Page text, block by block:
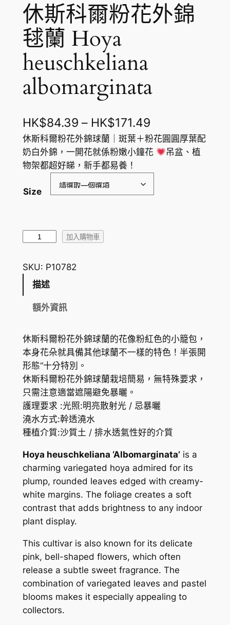
休斯科爾粉花外錦
毬蘭 Hoya
heuschkeliana
albomarginata
HK$84.39 – HK$171.49價
格
範
圍
：
9
到
H
$
1
1
.
4
休斯科爾粉花外錦球蘭｜斑葉＋粉花圓圓厚葉配
奶白外錦，一開花就係粉嫩小鐘花
吊盆、植
物架都超好睇，新手都易養！
Size
科
爾
毬
蘭
H
o
y
a
h
e
u
s
c
h
k
e
i
a
n
a
a
l
加入購物車
SKU: P10782
描述
額外資訊
休斯科爾粉花外錦球蘭的花像粉紅色的小籠包，
本身花朵就具備其他球蘭不一樣的特色！半張開
形態“十分特別。
休斯科爾粉花外錦球蘭栽培簡易，無特殊要求，
只需注意適當遮陽避免暴曬。
護理要求 :光照:明亮散射光 / 忌暴曬
澆水方式:幹透澆水
種植介質:沙質土 / 排水透氣性好的介質
Hoya heuschkeliana ‘Albomarginata’is a
charming variegated hoya admired for its
plump, rounded leaves edged with creamy-
white margins. The foliage creates a soft
contrast that adds brightness to any indoor
plant display.
This cultivar is also known for its delicate
pink, bell-shaped flowers, which often
release a subtle sweet fragrance. The
combination of variegated leaves and pastel
blooms makes it especially appealing to
collectors.